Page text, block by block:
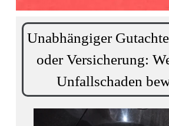
Unabhängiger
oder Versicherung:
Unfallschaden